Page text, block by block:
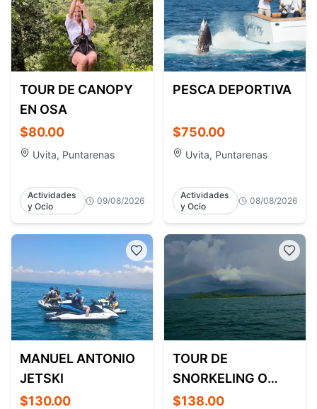
TOUR DE CANOPY
EN OSA
$80.00
Uvita, Puntarenas
Actividades
y Ocio
09/08/2026
PESCA DEPORTIVA
$750.00
Uvita, Puntarenas
Actividades
y Ocio
08/08/2026
MANUEL ANTONIO
JETSKI
$130.00
TOUR DE
SNORKELING O
BUCEO EN ISLA DEL
$138.00